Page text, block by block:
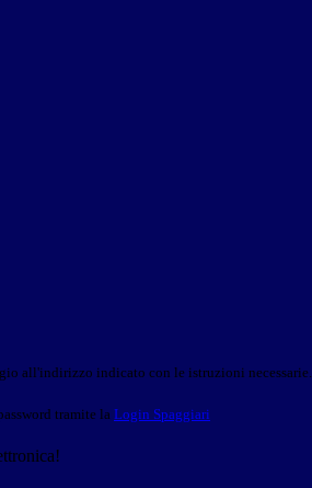
all'indirizzo indicato con le istruzioni necessarie.
tramite la Login Spaggiari